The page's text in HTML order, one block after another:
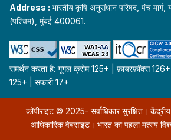
Address :भारतीय कृषि अनुसंधान परिषद, पंच मार्ग,
(पश्चिम), मुंबई 400061.
समर्थन करता है: गूगल क्रोम 125+ | फ़ायरफ़ॉक्स
125+ | सफारी 17+
कॉपीराइट © 2025- सर्वाधिकार सुरक्षित।
आधिकारिक वेबसाइट। भारत का पहला मत्स्य